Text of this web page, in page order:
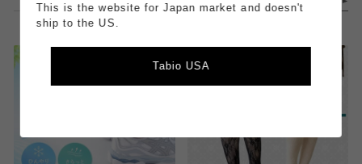
This is the website for Japan market and doesn't
ship to the US.
Tabio USA